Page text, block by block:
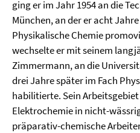
ging er im Jahr 1954 an die
München, an der er acht
Physikalische Chemie
wechselte er mit seinem
Zimmermann, an die
drei Jahre später im Fach
habilitierte. Sein
Elektrochemie in nicht-
präparativ-chemische